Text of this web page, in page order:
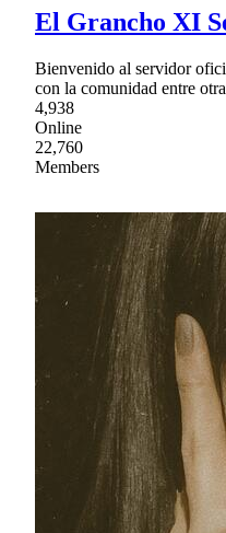
El Grancho XI
Bienvenido al servidor
con la comunidad entre
4,938
Online
22,760
Members